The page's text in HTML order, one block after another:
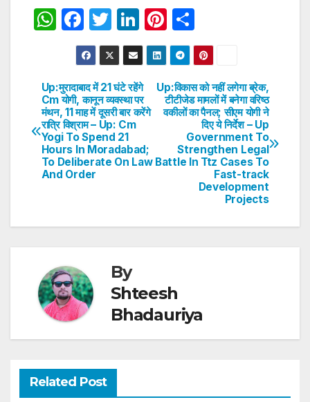
आपका ईमेल पता, फोन नंबर
और अन्य विवरण पूरी तरह
सुरक्षित तरीके…
W
s
A
p
p
F
a
c
e
b
o
o
k
T
w
itt
er
Li
n
k
e
dI
Pi
nt
er
e
st
h
ar
e
Post
navigation
Up:विकास को नहीं लगेगा ब्रेक,
टीटीजेड मामलों में बनेगा वरिष्ठ
वकीलों का पैनल; सीएम योगी ने
दिए ये निर्देश – Up
Government To
Strengthen Legal
Battle In Ttz Cases To
Fast-track
Development
Projects
Up:मुरादाबाद में 21 घंटे रहेंगे
Cm योगी, कानून व्यवस्था पर
मंथन, 11 माह में दूसरी बार करेंगे
रात्रि विश्राम – Up: Cm
Yogi To Spend 21
Hours In Moradabad;
To Deliberate On Law
And Order
By
Shteesh
Bhadauriya
Related Post